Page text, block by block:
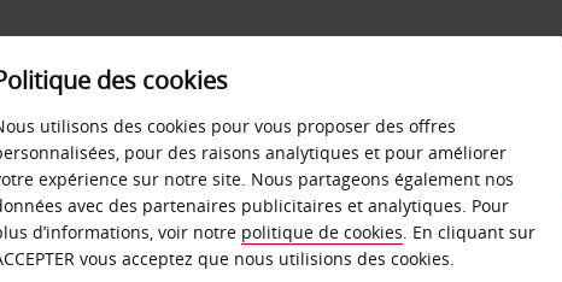
LIBRE-SERVICE
VOITURE
des cookies
utilisons des cookies pour vous proposer des offres
pour des raisons analytiques et pour améliorer
expérience sur notre site. Nous partageons également nos
avec des partenaires publicitaires et analytiques. Pour
d’informations, voir notre politique de cookies. En cliquant sur
vous acceptez que nous utilisions des cookies.